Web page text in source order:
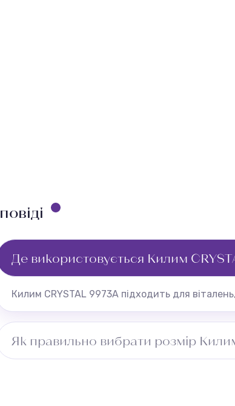
Де використовується Килим
Килим CRYSTAL 9973A підходить для
Як правильно вибрати розмір